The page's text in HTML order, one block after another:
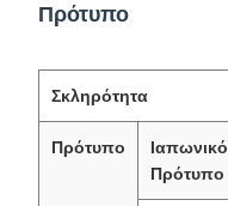
Πρότυπο
Σκληρότητα
Πρότυπο
Ιαπωνικό
Πρότυπο